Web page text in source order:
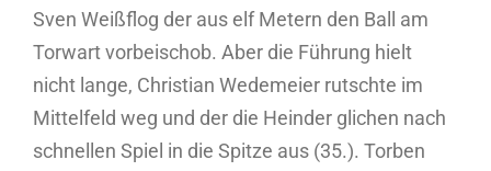
Sven Weißflog der aus elf Metern den Ball am
Torwart vorbeischob. Aber die Führung hielt
nicht lange, Christian Wedemeier rutschte im
Mittelfeld weg und der die Heinder glichen nach
schnellen Spiel in die Spitze aus (35.). Torben